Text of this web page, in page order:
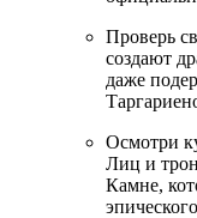
Проверь
создают
даже
Осмотри
Лиц и
Камне,